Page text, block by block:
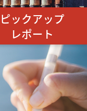
ピックアップ
レポート